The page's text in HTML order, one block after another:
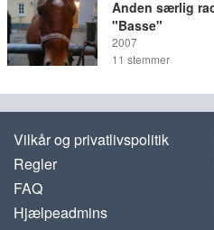
Anden særlig
"Basse"
2007
11 stemmer
Vilkår og privatlivspolitik
Regler
FAQ
Hjælpeadmins